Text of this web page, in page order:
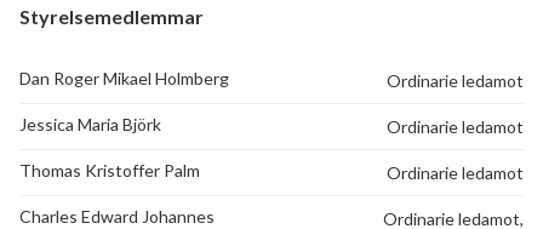
Styrelsemedlemmar
Dan Roger Mikael Holmberg Ordinarie ledamot
Jessica Maria Björk Ordinarie ledamot
Thomas Kristoffer Palm Ordinarie ledamot
Charles Edward Johannes
Ordinarie ledamot,